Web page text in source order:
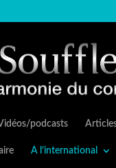
podcasts
A l’international